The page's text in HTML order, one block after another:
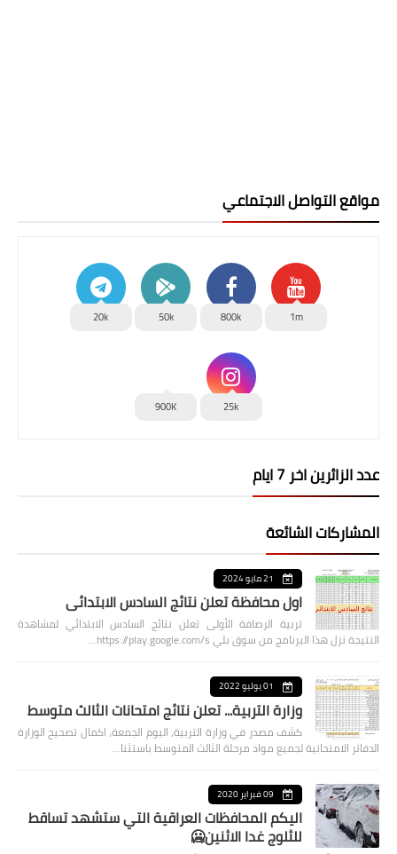
مواقع التواصل الاجتماعي
1m
800k
50k
20k
25k
900K
عدد الزائرين اخر 7 ايام
المشاركات الشائعة
21 مايو 2024
اول محافظة تعلن نتائج السادس الابتدائي
تربية الرصافة الأولى تعلن نتائج السادس الابتدائي لمشاهدة
النتيجة نزل هذا البرنامج من سوق بلي https://play.google.com/s…
01 يوليو 2022
وزارة التربية... تعلن نتائج امتحانات الثالث متوسط
كشف مصدر في وزارة التربية، اليوم الجمعة، اكمال تصحيح الوزارة
الدفاتر الامتحانية لجميع مواد مرحلة الثالث المتوسط باستثنا…
09 فبراير 2020
اليكم المحافظات العراقية التي ستشهد تساقط
للثلوج غدا الاثنين🥶